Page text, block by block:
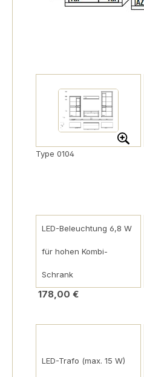
Type 0104
LED-Beleuchtung 6,8 W
für hohen Kombi-
Schrank
178,00 €
LED-Trafo (max. 15 W)